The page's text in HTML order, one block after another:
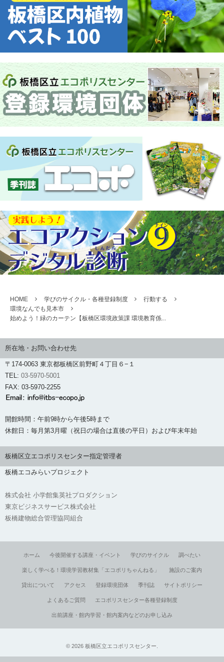
HOME 学びのサイクル・各種登録制度
行動する
環境なんでも見本市
始めよう！緑のカーテン【板橋区環境政策課 環境教育係...
所在地・お問い合わせ先
〒174-0063 東京都板橋区前野町４丁目６−１
TEL: 03-5970-5001
FAX: 03-5970-2255
開館時間：午前9時から午後5時まで
休館日：毎月第3月曜（祝日の場合は直後の平日）および年末年始
板橋区立エコポリスセンター指定管理者
板橋エコみらいプロジェクト
株式会社 小学館集英社プロダクション
東京ビジネスサービス株式会社
板橋建物総合管理協同組合
ホーム 今後開催する講座・イベント 学びのサイクル 調べたい
楽しく学べる！環境学習教材集「エコポリちゃんねる」 施設のご案内
貸出について アクセス 登録環境団体 季刊誌 サイトポリシー
よくあるご質問 エコポリスセンター各種登録制度
出前講座・館内学習・館内案内などのお申し込み
© 2026 板橋区立エコポリスセンター